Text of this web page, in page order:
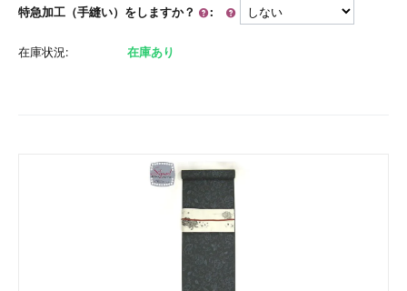
特急加工（手縫い）をしますか？ :
在庫状況: 在庫あり